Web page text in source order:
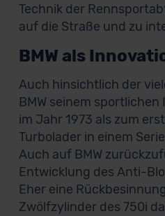
Technik der
auf die Straße und zu
BMW als
Auch hinsichtlich der
BMW seinem
im Jahr 1973 als zum
Turbolader in einem
Auch auf BMW
Entwicklung des Anti-
Eher eine
Zwölfzylinder des 750i